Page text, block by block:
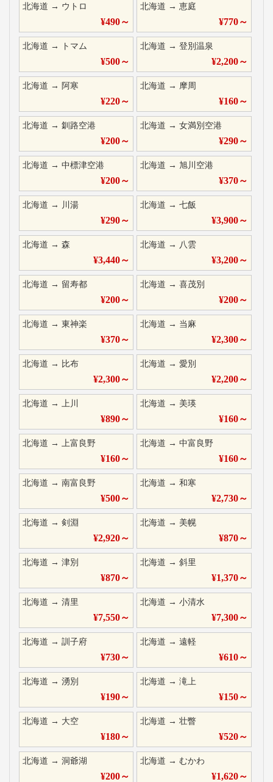
北海道 → ウトロ
¥490～
北海道 →恵庭
¥770～
北海道 → トマム
¥500～
北海道 →登別温泉
¥2,200～
北海道 → 阿寒
¥220～
北海道 → 摩周
¥160～
北海道 → 釧路空港
¥200～
北海道 →女満別空港
¥290～
北海道 → 中標津空港
¥200～
北海道 →旭川空港
¥370～
北海道 → 川湯
¥290～
北海道 →七飯
¥3,900～
北海道 → 森
¥3,440～
北海道 → 八雲
¥3,200～
北海道 → 留寿都
¥200～
北海道 →喜茂別
¥200～
北海道 → 東神楽
¥370～
北海道 → 当麻
¥2,300～
北海道 → 比布
¥2,300～
北海道 →愛別
¥2,200～
北海道 → 上川
¥890～
北海道 → 美瑛
¥160～
北海道 → 上富良野
¥160～
北海道 →中富良野
¥160～
北海道 → 南富良野
¥500～
北海道 →和寒
¥2,730～
北海道 → 剣淵
¥2,920～
北海道 → 美幌
¥870～
北海道 → 津別
¥870～
北海道 →斜里
¥1,370～
北海道 → 清里
¥7,550～
北海道 →小清水
¥7,300～
北海道 → 訓子府
¥730～
北海道 →遠軽
¥610～
北海道 → 湧別
¥190～
北海道 →滝上
¥150～
北海道 → 大空
¥180～
北海道 →壮瞥
¥520～
北海道 → 洞爺湖
¥200～
北海道 →むかわ
¥1,620～